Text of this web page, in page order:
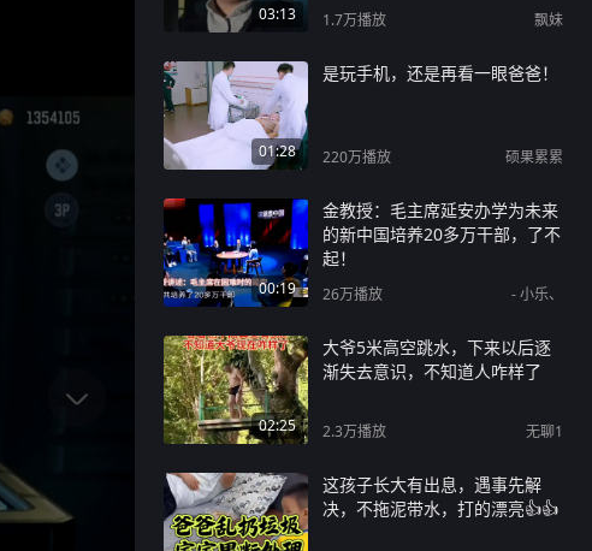
03:13 1.7万播放 飘妹
01:28
是玩手机，还是再看一眼爸爸！
220万播放 硕果累累
00:19
金教授：毛主席延安办学为未来
的新中国培养20多万干部，了不
起！
26万播放 - 小乐、
02:25
大爷5米高空跳水，下来以后逐
渐失去意识，不知道人咋样了
2.3万播放 无聊1
这孩子长大有出息，遇事先解
决，不拖泥带水，打的漂亮👍👍